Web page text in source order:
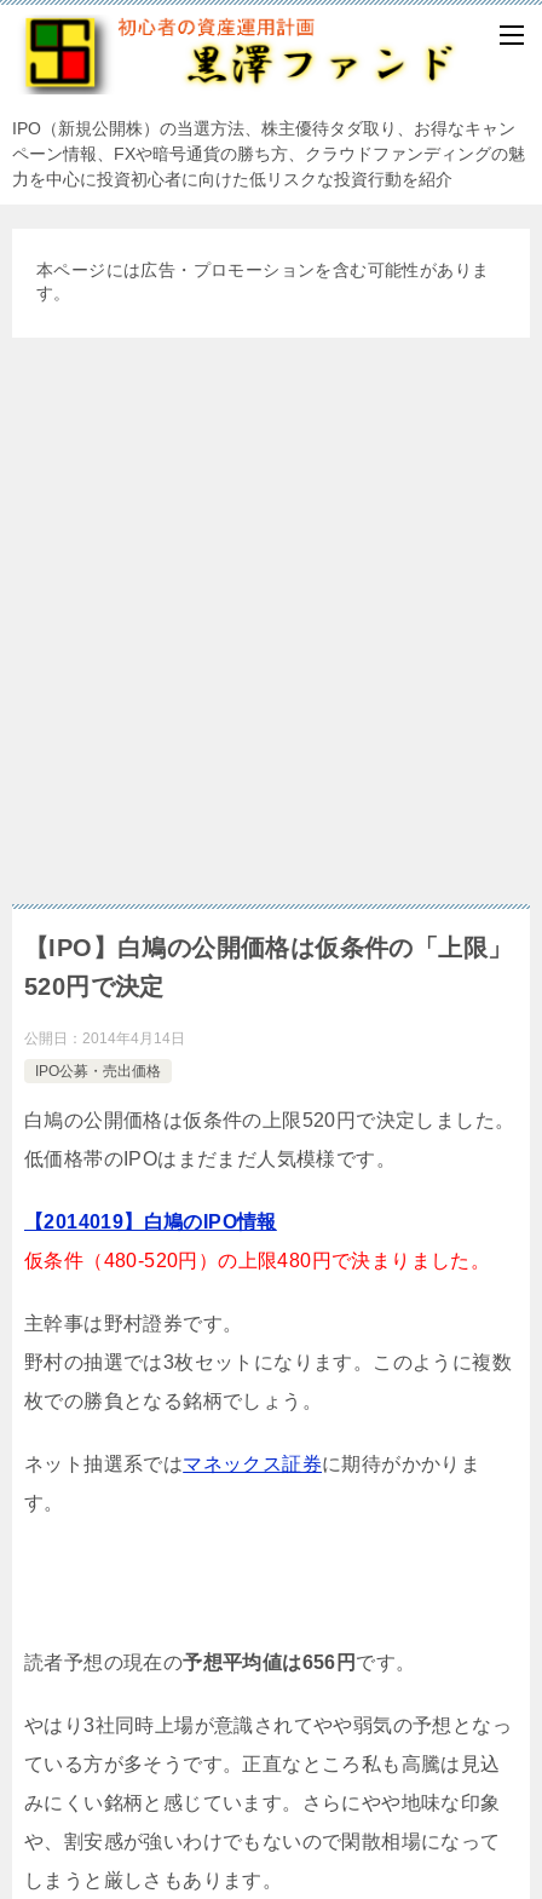
IPO（新規公開株）の当選方法、株主優待タダ取り、お得なキャン
ペーン情報、FXや暗号通貨の勝ち方、クラウドファンディングの魅
力を中心に投資初心者に向けた低リスクな投資行動を紹介
本ページには広告・プロモーションを含む可能性がありま
す。
【IPO】白鳩の公開価格は仮条件の「上限」
520円で決定
公開日： 2014年4月14日
IPO公募・売出価格
白鳩の公開価格は仮条件の上限520円で決定しました。
低価格帯のIPOはまだまだ人気模様です。
【2014019】白鳩のIPO情報
仮条件（480-520円）の上限480円で決まりました。
主幹事は野村證券です。
野村の抽選では3枚セットになります。このように複数
枚での勝負となる銘柄でしょう。
ネット抽選系ではマネックス証券に期待がかかりま
す。
読者予想の現在の予想平均値は656円 です。
やはり3社同時上場が意識されてやや弱気の予想となっ
ている方が多そうです。正直なところ私も高騰は見込
みにくい銘柄と感じています。さらにやや地味な印象
や、割安感が強いわけでもないので閑散相場になって
しまうと厳しさもあります。